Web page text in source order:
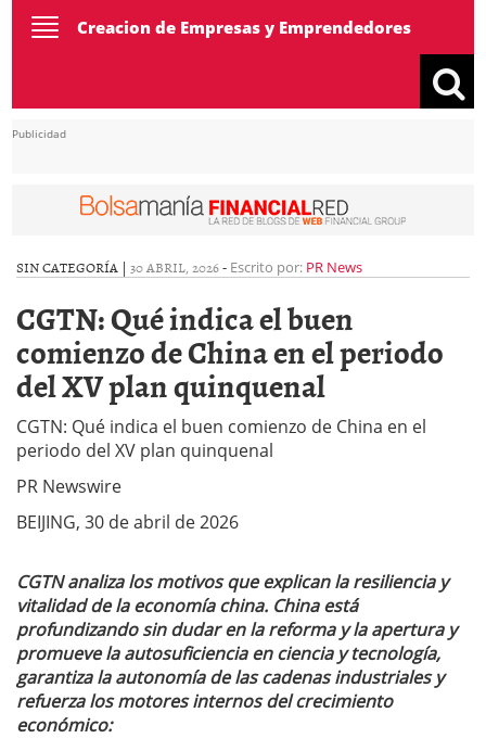
ToggleCreacion de Empresas y Emprendedores
Publicidad
SIN CATEGORÍA | 30 ABRIL, 2026- Escrito por: PR News
CGTN: Qué indica el buen
comienzo de China en el periodo
del XV plan quinquenal
CGTN: Qué indica el buen comienzo de China en el
periodo del XV plan quinquenal
PR Newswire
BEIJING, 30 de abril de 2026
CGTN analiza los motivos que explican la resiliencia y
vitalidad de la economía china. China está
profundizando sin dudar en la reforma y la apertura y
promueve la autosuficiencia en ciencia y tecnología,
garantiza la autonomía de las cadenas industriales y
refuerza los motores internos del crecimiento
económico: